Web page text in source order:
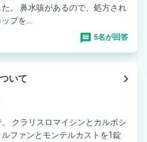
方され
プを...
5名が回答
いて
navigate_next
クラリスロマイシンとカルボシ
ファンとモンテルカストを1錠